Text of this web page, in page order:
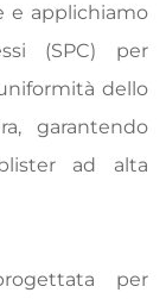
e applichiamo
(SPC) per
dello
garantendo
ad alta
per